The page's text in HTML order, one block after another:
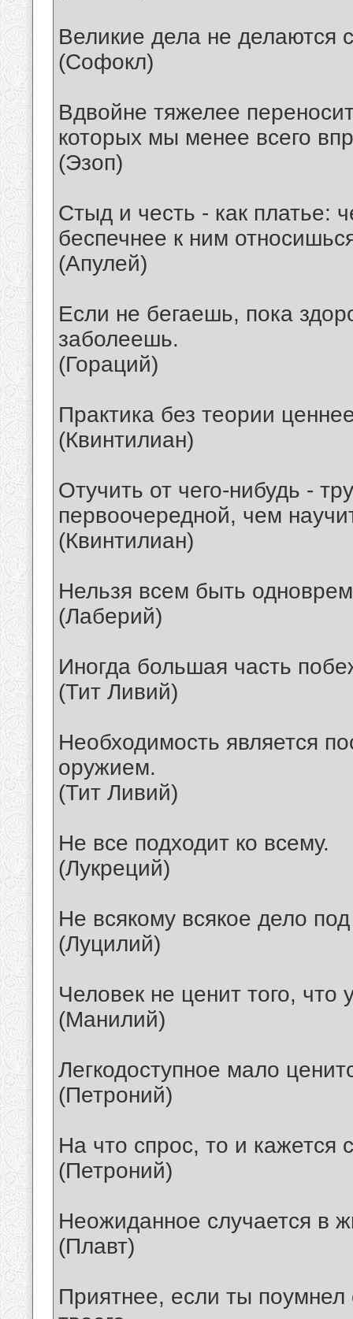
Великие дела не делаются
(Софокл)
Вдвойне тяжелее
которых мы менее всего
(Эзоп)
Стыд и честь - как платье:
беспечнее к ним
(Апулей)
Если не бегаешь, пока
заболеешь.
(Гораций)
Практика без теории
(Квинтилиан)
Отучить от чего-нибудь -
первоочередной, чем
(Квинтилиан)
Нельзя всем быть
(Лаберий)
Иногда большая часть
(Тит Ливий)
Необходимость является
оружием.
(Тит Ливий)
Не все подходит ко всему.
(Лукреций)
Не всякому всякое дело
(Луцилий)
Человек не ценит того, что
(Манилий)
Легкодоступное мало
(Петроний)
На что спрос, то и
(Петроний)
Неожиданное случается в
(Плавт)
Приятнее, если ты поумнел